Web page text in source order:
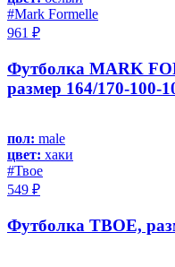
#Mark Formelle
961 ₽
Футболка MARK
размер 164/170-100-
пол: male
цвет: хаки
#Твое
549 ₽
Футболка ТВОЕ,